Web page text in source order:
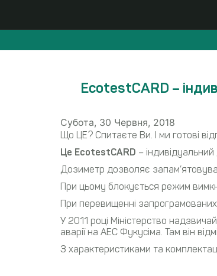
EcotestCARD –
Субота, 30 Червня, 2018
Що ЦЕ? Спитаєте Ви. І ми готові
Це EcotestCARD –
Дозиметр дозволяє
При цьому блокується режим
При перевищенні запрограмованих
У 2011 році Міністерство
аварії на АЕС Фукусіма. Там він
З характеристиками та